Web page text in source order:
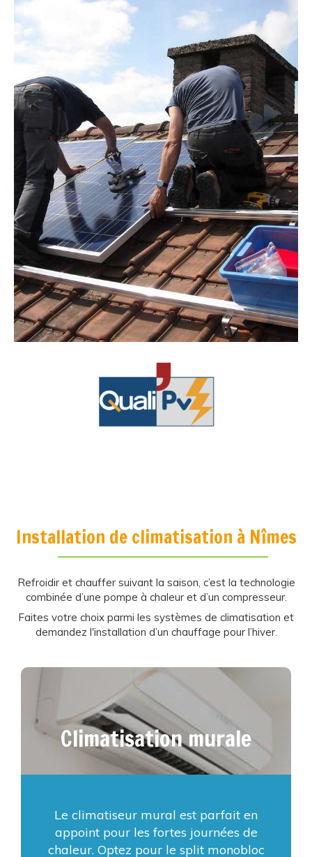
Installation de climatisation à Nîmes
Refroidir et chauffer suivant la saison, c’est la technologie
combinée d’une pompe à chaleur et d’un compresseur.
Faites votre choix parmi les systèmes de climatisation et
demandez l'installation d’un chauffage pour l’hiver.
Climatisation murale
Le climatiseur mural est parfait en
appoint pour les fortes journées de
chaleur. Optez pour le split monobloc